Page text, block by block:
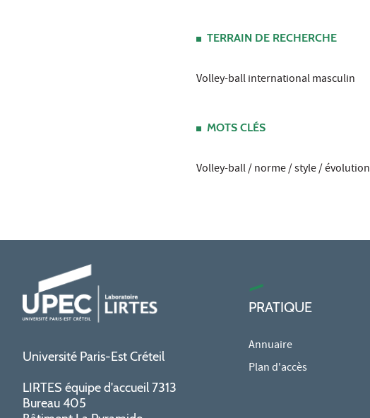
TERRAIN DE RECHERCHE
Volley-ball international masculin
MOTS CLÉS
Volley-ball / norme / style / évolution
Université Paris-Est Créteil
LIRTES équipe d'accueil 7313
Bureau 405
PRATIQUE
Annuaire
Plan d'accès